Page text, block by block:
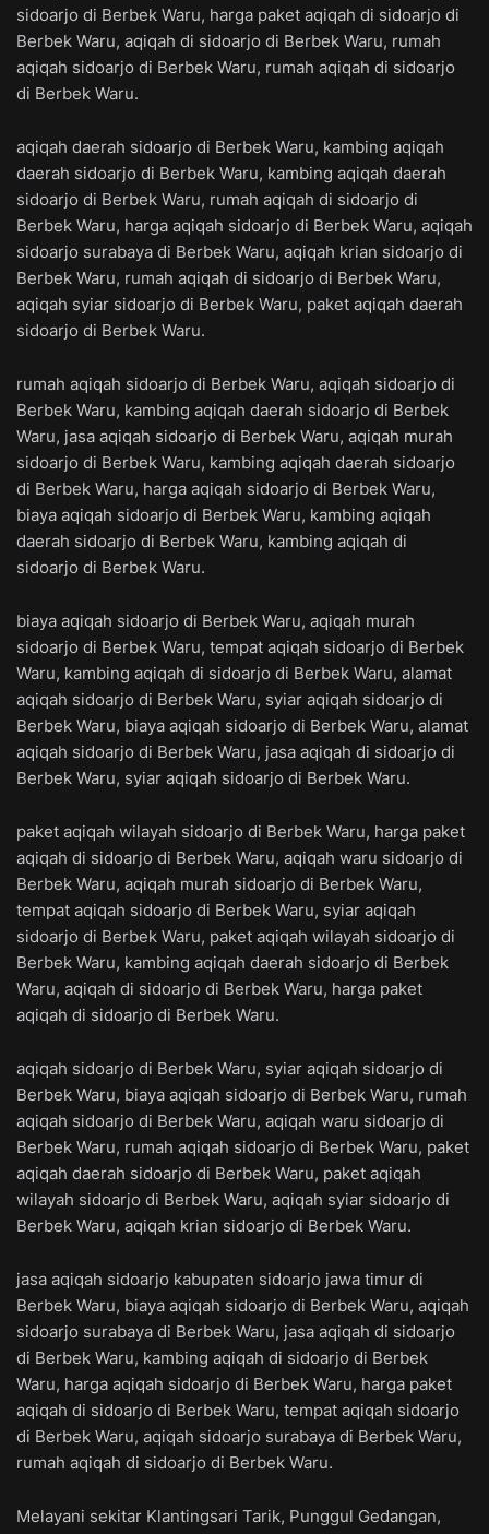
sidoarjo di Berbek Waru, harga paket aqiqah di sidoarjo di
Berbek Waru, aqiqah di sidoarjo di Berbek Waru, rumah
aqiqah sidoarjo di Berbek Waru, rumah aqiqah di sidoarjo
di Berbek Waru.
aqiqah daerah sidoarjo di Berbek Waru, kambing aqiqah
daerah sidoarjo di Berbek Waru, kambing aqiqah daerah
sidoarjo di Berbek Waru, rumah aqiqah di sidoarjo di
Berbek Waru, harga aqiqah sidoarjo di Berbek Waru, aqiqah
sidoarjo surabaya di Berbek Waru, aqiqah krian sidoarjo di
Berbek Waru, rumah aqiqah di sidoarjo di Berbek Waru,
aqiqah syiar sidoarjo di Berbek Waru, paket aqiqah daerah
sidoarjo di Berbek Waru.
rumah aqiqah sidoarjo di Berbek Waru, aqiqah sidoarjo di
Berbek Waru, kambing aqiqah daerah sidoarjo di Berbek
Waru, jasa aqiqah sidoarjo di Berbek Waru, aqiqah murah
sidoarjo di Berbek Waru, kambing aqiqah daerah sidoarjo
di Berbek Waru, harga aqiqah sidoarjo di Berbek Waru,
biaya aqiqah sidoarjo di Berbek Waru, kambing aqiqah
daerah sidoarjo di Berbek Waru, kambing aqiqah di
sidoarjo di Berbek Waru.
biaya aqiqah sidoarjo di Berbek Waru, aqiqah murah
sidoarjo di Berbek Waru, tempat aqiqah sidoarjo di Berbek
Waru, kambing aqiqah di sidoarjo di Berbek Waru, alamat
aqiqah sidoarjo di Berbek Waru, syiar aqiqah sidoarjo di
Berbek Waru, biaya aqiqah sidoarjo di Berbek Waru, alamat
aqiqah sidoarjo di Berbek Waru, jasa aqiqah di sidoarjo di
Berbek Waru, syiar aqiqah sidoarjo di Berbek Waru.
paket aqiqah wilayah sidoarjo di Berbek Waru, harga paket
aqiqah di sidoarjo di Berbek Waru, aqiqah waru sidoarjo di
Berbek Waru, aqiqah murah sidoarjo di Berbek Waru,
tempat aqiqah sidoarjo di Berbek Waru, syiar aqiqah
sidoarjo di Berbek Waru, paket aqiqah wilayah sidoarjo di
Berbek Waru, kambing aqiqah daerah sidoarjo di Berbek
Waru, aqiqah di sidoarjo di Berbek Waru, harga paket
aqiqah di sidoarjo di Berbek Waru.
aqiqah sidoarjo di Berbek Waru, syiar aqiqah sidoarjo di
Berbek Waru, biaya aqiqah sidoarjo di Berbek Waru, rumah
aqiqah sidoarjo di Berbek Waru, aqiqah waru sidoarjo di
Berbek Waru, rumah aqiqah sidoarjo di Berbek Waru, paket
aqiqah daerah sidoarjo di Berbek Waru, paket aqiqah
wilayah sidoarjo di Berbek Waru, aqiqah syiar sidoarjo di
Berbek Waru, aqiqah krian sidoarjo di Berbek Waru.
jasa aqiqah sidoarjo kabupaten sidoarjo jawa timur di
Berbek Waru, biaya aqiqah sidoarjo di Berbek Waru, aqiqah
sidoarjo surabaya di Berbek Waru, jasa aqiqah di sidoarjo
di Berbek Waru, kambing aqiqah di sidoarjo di Berbek
Waru, harga aqiqah sidoarjo di Berbek Waru, harga paket
aqiqah di sidoarjo di Berbek Waru, tempat aqiqah sidoarjo
di Berbek Waru, aqiqah sidoarjo surabaya di Berbek Waru,
rumah aqiqah di sidoarjo di Berbek Waru.
Melayani sekitar Klantingsari Tarik, Punggul Gedangan,